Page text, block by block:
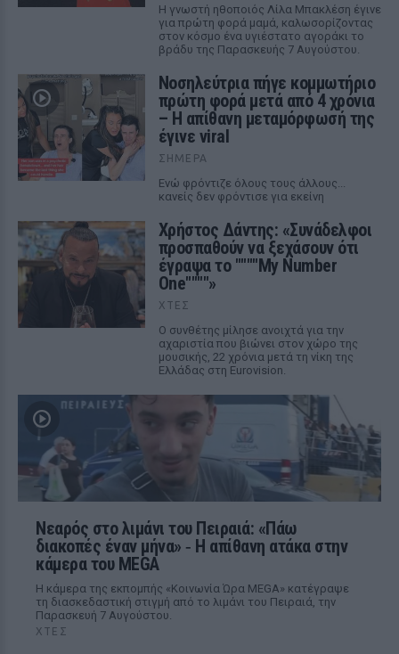
Η γνωστή ηθοποιός Λίλα Μπακλέση έγινε
για πρώτη φορά μαμά, καλωσορίζοντας
στον κόσμο ένα υγιέστατο αγοράκι το
βράδυ της Παρασκευής 7 Αυγούστου.
Νοσηλεύτρια πήγε κομμωτήριο
πρώτη φορά μετά από 4 χρόνια
– Η απίθανη μεταμόρφωσή της
έγινε viral
ΣΉΜΕΡΑ
Ενώ φρόντιζε όλους τους άλλους...
κανείς δεν φρόντισε για εκείνη
Χρήστος Δάντης: «Συνάδελφοι
προσπαθούν να ξεχάσουν ότι
έγραψα το """"My Number
One""""»
ΧΤΕΣ
Ο συνθέτης μίλησε ανοιχτά για την
αχαριστία που βιώνει στον χώρο της
μουσικής, 22 χρόνια μετά τη νίκη της
Ελλάδας στη Eurovision.
Νεαρός στο λιμάνι του Πειραιά: «Πάω
διακοπές έναν μήνα» ‑ Η απίθανη ατάκα στην
κάμερα του MEGA
Η κάμερα της εκπομπής «Κοινωνία Ώρα MEGA» κατέγραψε
τη διασκεδαστική στιγμή από το λιμάνι του Πειραιά, την
Παρασκευή 7 Αυγούστου.
ΧΤΕΣ